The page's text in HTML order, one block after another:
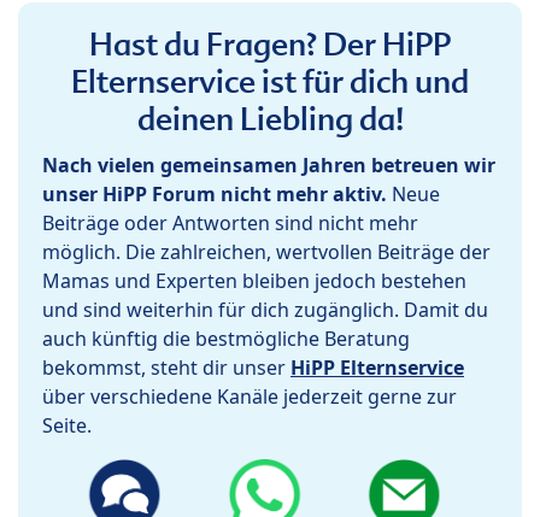
Hast du Fragen? Der HiPP
Elternservice ist für dich und
deinen Liebling da!
Nach vielen gemeinsamen Jahren betreuen wir
unser HiPP Forum nicht mehr aktiv. Neue
Beiträge oder Antworten sind nicht mehr
möglich. Die zahlreichen, wertvollen Beiträge der
Mamas und Experten bleiben jedoch bestehen
und sind weiterhin für dich zugänglich. Damit du
auch künftig die bestmögliche Beratung
bekommst, steht dir unser HiPP Elternservice
über verschiedene Kanäle jederzeit gerne zur
Seite.